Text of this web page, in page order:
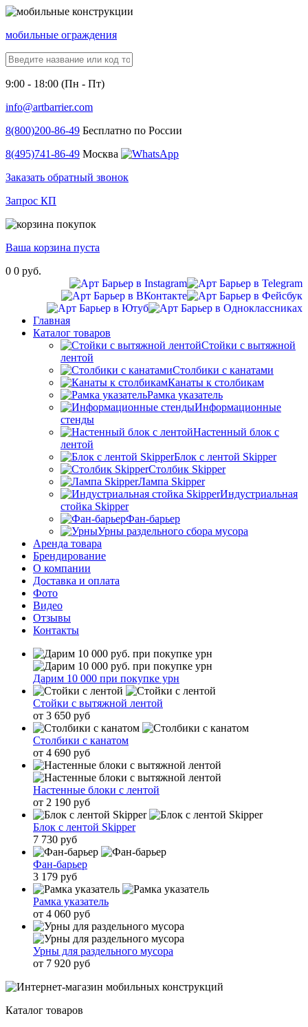
мобильные ограждения
9:00 - 18:00 (Пн - Пт)
info@artbarrier.com
8(800)200-86-49 Бесплатно по России
8(495)741-86-49 Москва
Заказать обратный звонок
Запрос КП
Ваша корзина пуста
0 0 руб.
Главная
Каталог товаров
Стойки с вытяжной
лентой
Столбики с канатами
Канаты к столбикам
Рамка указатель
Информационные
стенды
Настенный блок с
лентой
Блок с лентой Skipper
Столбик Skipper
Лампа Skipper
Индустриальная
стойка Skipper
Фан-барьер
Урны раздельного сбора мусора
Аренда товара
Брендирование
О компании
Доставка и оплата
Фото
Видео
Отзывы
Контакты
Дарим 10 000 при покупке урн
Стойки с вытяжной лентой
от 3 650 руб
Столбики с канатом
от 4 690 руб
Настенные блоки с лентой
от 2 190 руб
Блок с лентой Skipper
7 730 руб
Фан-барьер
3 179 руб
Рамка указатель
от 4 060 руб
Урны для раздельного мусора
от 7 920 руб
Каталог товаров